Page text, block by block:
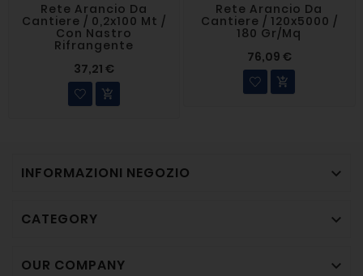
Rete Arancio Da
Cantiere / 0,2x100 Mt /
Con Nastro
Rifrangente
37,21 €

Rete Arancio Da
Cantiere / 120x5000 /
180 Gr/mq
76,09 €

INFORMAZIONI NEGOZIO 
CATEGORY 
OUR COMPANY 